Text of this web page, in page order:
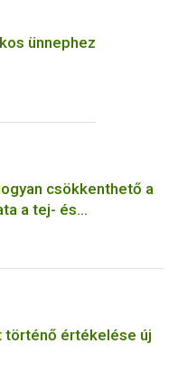
ünnephez
csökkenthető a
a tej- és
történő értékelése új